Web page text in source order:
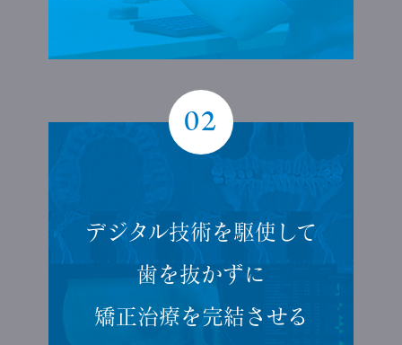
02
デジタル技術を駆使して
歯を抜かずに
矯正治療を完結させる